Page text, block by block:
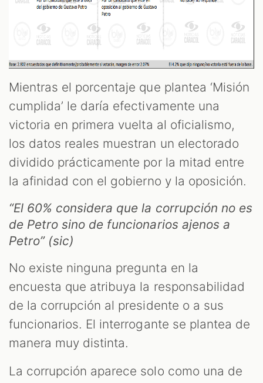
Mientras el porcentaje que plantea ‘Misión
cumplida’ le daría efectivamente una
victoria en primera vuelta al oficialismo,
los datos reales muestran un electorado
dividido prácticamente por la mitad entre
la afinidad con el gobierno y la oposición.
“El 60% considera que la corrupción no es
de Petro sino de funcionarios ajenos a
Petro” (sic)
No existe ninguna pregunta en la
encuesta que atribuya la responsabilidad
de la corrupción al presidente o a sus
funcionarios. El interrogante se plantea de
manera muy distinta.
La corrupción aparece solo como una de